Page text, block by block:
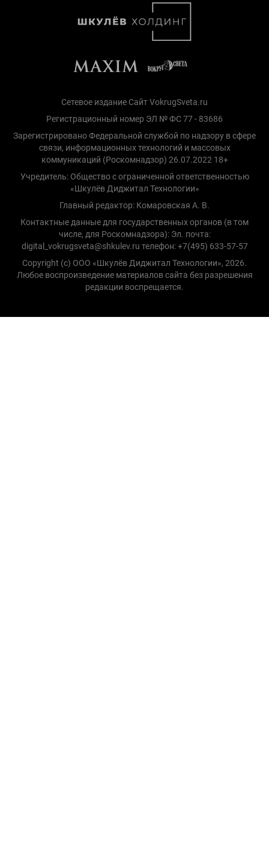
Сетевое издание Сайт VokrugSveta.ru
Регистрационный номер ЭЛ № ФС 77 - 83686
Зарегистрировано Федеральной службой по надзору в сфере
связи, информационных технологий и массовых
коммуникаций (Роскомнадзор) 26.07.2022 18+
Учредитель: Общество с ограниченной ответственностью
«Шкулёв Диджитал Технологии»
Главный редактор: Комаровская А. В.
Контактные данные для государственных органов (в том
числе, для Роскомнадзора): Эл. почта:
digital_vokrugsveta@shkulev.ru телефон: +7(495) 633-57-57
Copyright (с) ООО «Шкулёв Диджитал Технологии», 2026.
Любое воспроизведение материалов сайта без разрешения
редакции воспрещается.